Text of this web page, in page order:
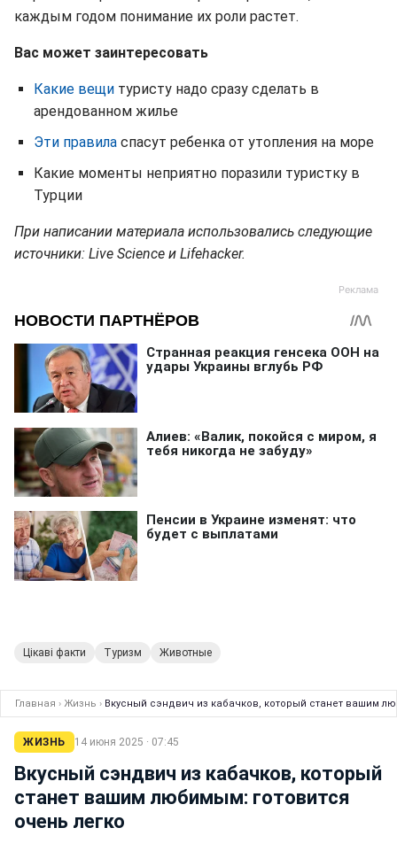
каждым годом понимание их роли растет.
Вас может заинтересовать
Какие вещи туристу надо сразу сделать в
арендованном жилье
Эти правила спасут ребенка от утопления на море
Какие моменты неприятно поразили туристку в
Турции
При написании материала использовались следующие
источники: Live Science и Lifehacker.
Цікаві факти Туризм Животные
Главная › Жизнь › Вкусный сэндвич из кабачков, который станет вашим
ЖИЗНЬ 14 июня 2025 · 07:45
Вкусный сэндвич из кабачков, который
станет вашим любимым: готовится
очень легко